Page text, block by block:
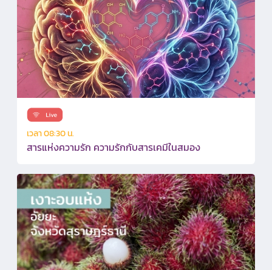
เวลา 08:30 น.
สารแห่งความรัก ความรักกับสารเคมีในสมอง